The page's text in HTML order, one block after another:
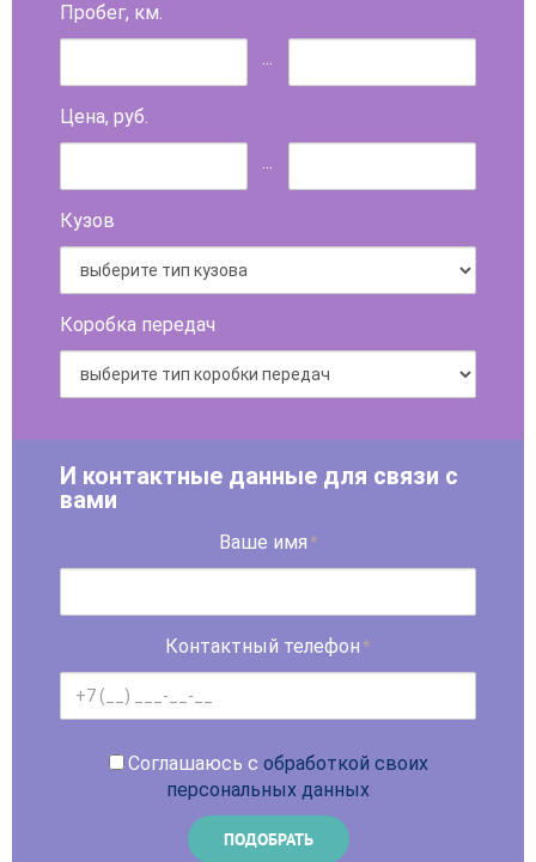
Пробег, км.
...
Цена, руб.
...
Кузов
Коробка передач
И контактные данные для связи с
вами
Ваше имя *
Контактный телефон *
Соглашаюсь с обработкой своих
персональных данных